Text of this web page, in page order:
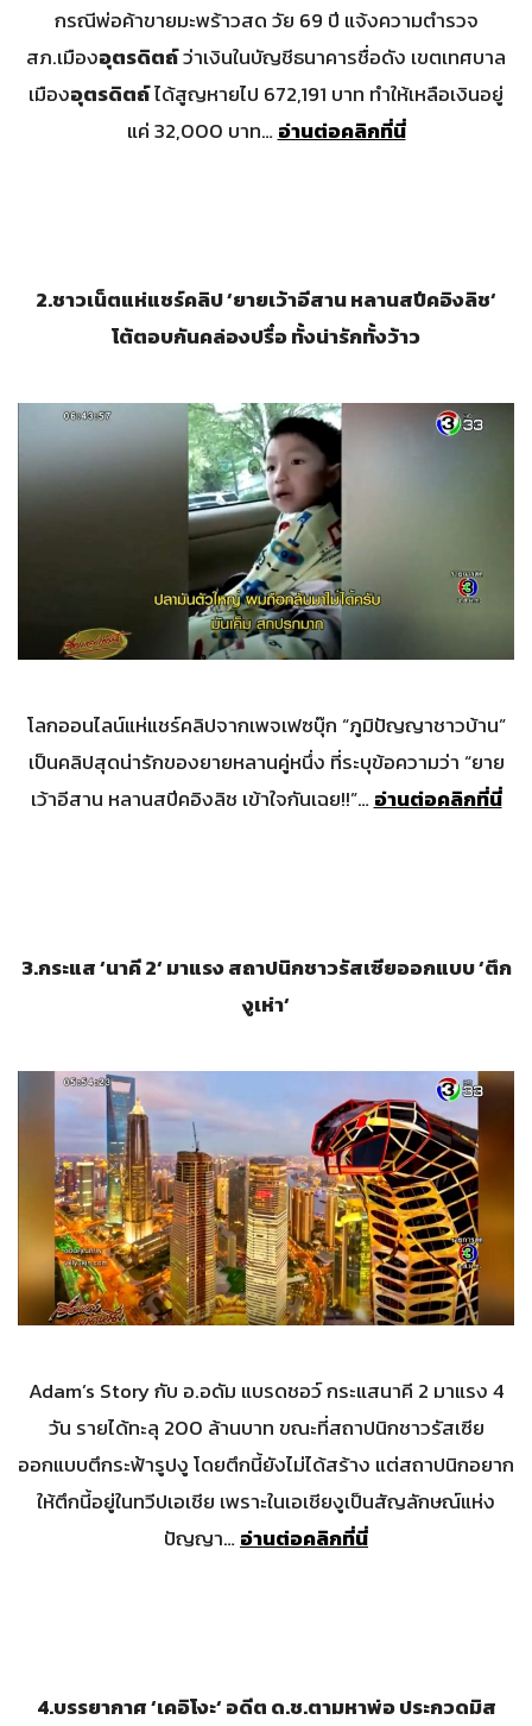
กรณีพ่อค้าขายมะพร้าวสด วัย 69 ปี แจ้งความตำรวจ
สภ.เมืองอุตรดิตถ์ว่าเงินในบัญชีธนาคารชื่อดัง เขตเทศบาล
เมืองอุตรดิตถ์ได้สูญหายไป 672,191 บาท ทำให้เหลือเงินอยู่
แค่ 32,000 บาท…อ่านต่อคลิกที่นี่
2.ชาวเน็ตแห่แชร์คลิป‘ยายเว้าอีสาน หลานสปีคอิงลิช‘
โต้ตอบกันคล่องปรื๋อ ทั้งน่ารักทั้งว้าว
โลกออนไลน์แห่แชร์คลิปจากเพจเฟซบุ๊ก “ภูมิปัญญาชาวบ้าน”
เป็นคลิปสุดน่ารักของยายหลานคู่หนึ่ง ที่ระบุข้อความว่า “ยาย
เว้าอีสาน หลานสปีคอิงลิช เข้าใจกันเฉย!!”…อ่านต่อคลิกที่นี่
3.กระแส‘นาคี 2‘มาแรง สถาปนิกชาวรัสเซียออกแบบ‘ตึก
งูเห่า‘
Adam’s Story กับ อ.อดัม แบรดชอว์ กระแสนาคี 2 มาแรง 4
วัน รายได้ทะลุ 200 ล้านบาท ขณะที่สถาปนิกชาวรัสเซีย
ออกแบบตึกระฟ้ารูปงู โดยตึกนี้ยังไม่ได้สร้าง แต่สถาปนิกอยาก
ให้ตึกนี้อยู่ในทวีปเอเชีย เพราะในเอเชียงูเป็นสัญลักษณ์แห่ง
ปัญญา…อ่านต่อคลิกที่นี่
4.บรรยากาศ‘เคอิโงะ‘อดีต ด.ช.ตามหาพ่อ ประกวดมิส